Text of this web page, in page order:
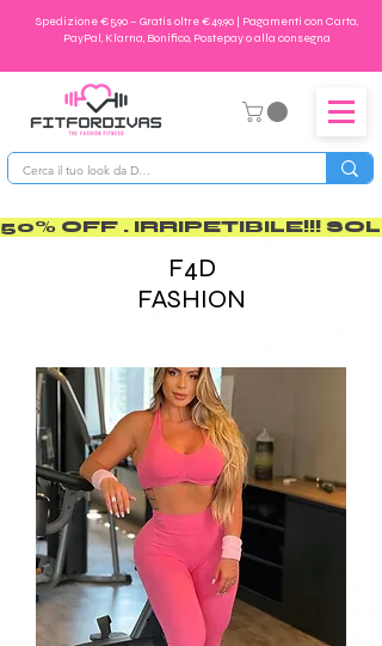
Spedizione €5,90 – Gratis oltre €49,90 | Pagamenti con Carta,
PayPal, Klarna, Bonifico, Postepay o alla consegna
50% OFF . IRRIPETIBILE!!!
F4D
FASHION